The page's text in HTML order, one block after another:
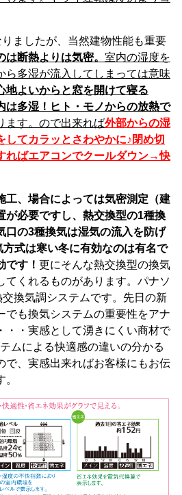
りましたが、当然建物性能も重要
は断熱よりは気密。 室内の湿度を
ら多湿が流入してしまっては意味
地よいからと窓を開けて寝る
は多湿！ヒト・モノからの放熱で
ます。ので出来れば外部からの湿
してカラッとさわやかに♪閉め切
ればエアコンでクールダウン→快
工、場合によっては気密測定（建
が必要ですし、熱交換型の1種換
口の3種換気は湿気の流入を防げ
方式は寒い冬に有効なのは有名で
です！ 更にそんな熱交換型の換気
てくれるものがあります。パナソ
換気調システムです。先日の新
でも換気システムの重要性をアナ
・・実感として湧きにくい商材で
ムによる快適感の違いの分かる
で、実感出来ればお客様にもお伝